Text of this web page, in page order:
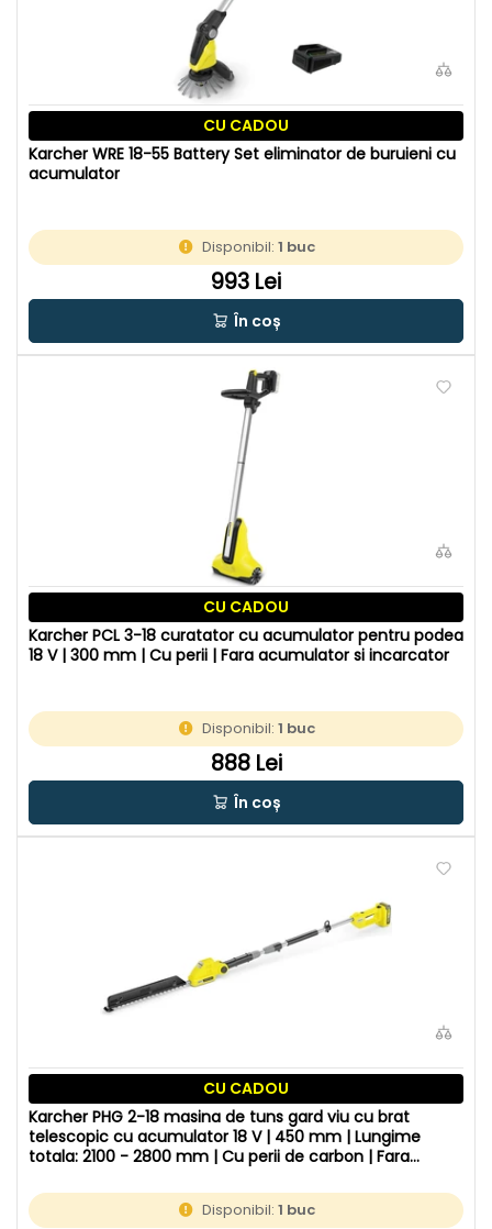
CU CADOU
Karcher WRE 18-55 Battery Set eliminator de buruieni cu
acumulator
Disponibil:1 buc
993 Lei
În coș
CU CADOU
Karcher PCL 3-18 curatator cu acumulator pentru podea
18 V | 300 mm | Cu perii | Fara acumulator si incarcator
Disponibil:1 buc
888 Lei
În coș
CU CADOU
Karcher PHG 2-18 masina de tuns gard viu cu brat
telescopic cu acumulator 18 V | 450 mm | Lungime
totala: 2100 - 2800 mm | Cu perii de carbon | Fara
Disponibil:1 buc